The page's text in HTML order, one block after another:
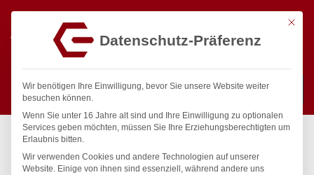
Suchen
Start / Gastronomiebedarf & Gastro Geräte für Profis
Küchenartikel
Küchenutensilien
/
Pinzette, geschwungen, HENDI, (L)240mm
Mit
Datenschutz-Präferenz
Wir benötigen Ihre Einwilligung, bevor Sie unsere Website weiter
besuchen können.
Wenn Sie unter 16 Jahre alt sind und Ihre Einwilligung zu optionalen
Services geben möchten, müssen Sie Ihre Erziehungsberechtigten um
Erlaubnis bitten.
Wir verwenden Cookies und andere Technologien auf unserer
Website. Einige von ihnen sind essenziell, während andere uns